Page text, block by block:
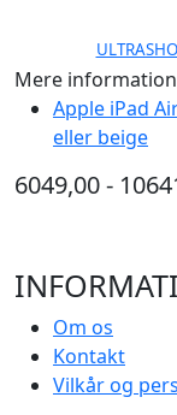
Mere information
Apple iPad
eller beige
6049,00 -
Om os
Kontakt
Vilkår og